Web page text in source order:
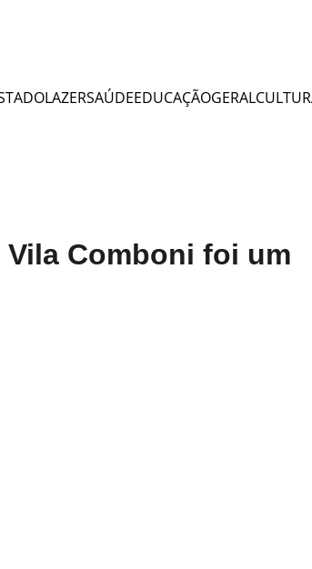
LAZERSAÚDEEDUCAÇÃOGERAL
Comboni foi um